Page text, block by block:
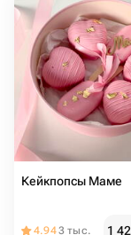
Кейкпопсы Маме
4.943 тыс. 1